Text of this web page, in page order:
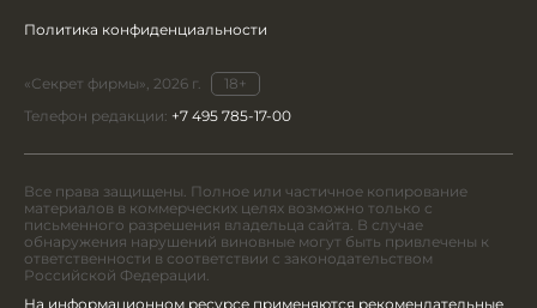
Политика конфиденциальности
«Секрет фирмы», 2026 г.
18+
Телефон редакции: +7 495 785-17-00
Все права защищены. Полное или частичное копирование
материалов в коммерческих целях возможно только с
письменного разрешения владельца сайта. В случае
обнаружения нарушений виновные могут быть привлечены к
ответственности в соответствии с законодательством
Российской Федерации.
На информационном ресурсе применяются рекомендательные